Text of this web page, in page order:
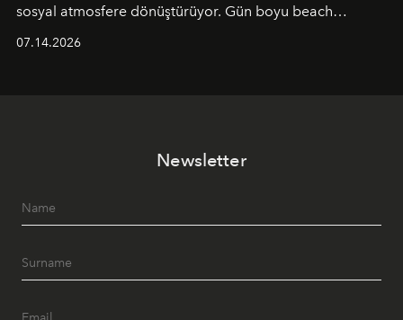
sosyal atmosfere dönüştürüyor. Gün boyu beach
geceye taşıyarak her hafta farklı bir deneyim sunuyor.
07.14.2026
Newsletter